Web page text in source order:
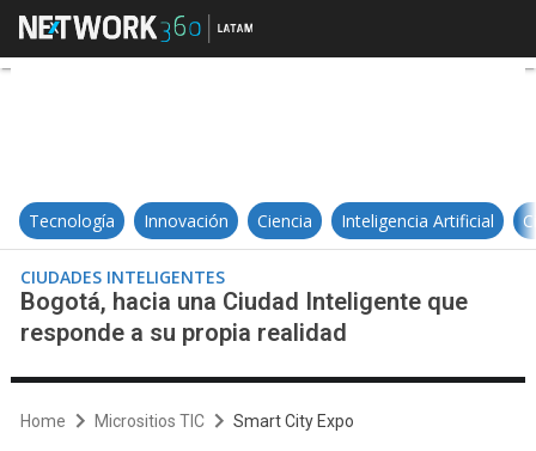
Bogotá, hacia una Ciudad
Tecnología Innovación Ciencia Inteligencia Artificial
CIUDADES INTELIGENTES
Bogotá, hacia una Ciudad Inteligente que
responde a su propia realidad
Home Micrositios TIC Smart City Expo